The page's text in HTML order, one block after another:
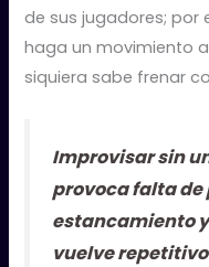
de sus jugadores; por
haga un movimiento
siquiera sabe frenar
Improvisar sin
provoca falta de
estancamiento
vuelve